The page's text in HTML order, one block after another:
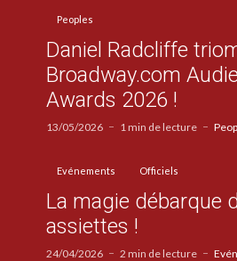
Peoples
Daniel Radcliffe
Broadway.com
Awards 2026 !
13/05/2026 1 min de lecture
Evénements Officiels
La magie débarque
assiettes !
24/04/2026 2 min de lecture